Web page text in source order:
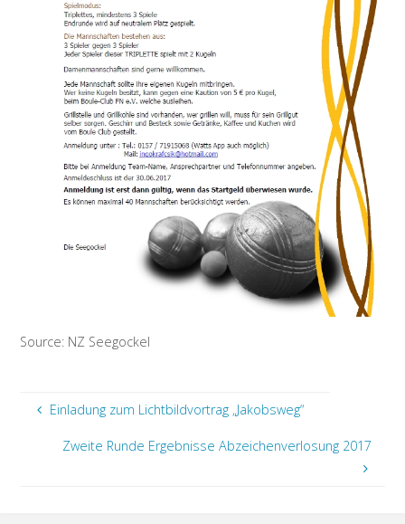
Source: NZ Seegockel
Einladung zum Lichtbildvortrag „Jakobsweg“
Zweite Runde Ergebnisse Abzeichenverlosung 2017